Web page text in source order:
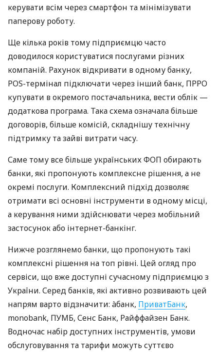
керувати всім через смартфон та мінімізувати
паперову роботу.
Ще кілька років тому підприємцю часто
доводилося користуватися послугами різних
компаній. Рахунок відкривати в одному банку,
POS-термінал підключати через інший банк, ПРРО
купувати в окремого постачальника, вести облік —
додаткова програма. Така схема означала більше
договорів, більше комісій, складнішу технічну
підтримку та зайві витрати часу.
Саме тому все більше українських ФОП обирають
банки, які пропонують комплексне рішення, а не
окремі послуги. Комплексний підхід дозволяє
отримати всі основні інструменти в одному місці,
а керування ними здійснювати через мобільний
застосунок або інтернет-банкінг.
Нижче розглянемо банки, що пропонують такі
комплексні рішення на топ рівні. Цей огляд про
сервіси, що вже доступні сучасному підприємцю з
України. Серед банків, які активно розвивають цей
напрям варто відзначити: àбанк, ПриватБанк,
monobank, ПУМБ, Сенс Банк, Райффайзен Банк.
Водночас набір доступних інструментів, умови
обслуговування та тарифи можуть суттєво